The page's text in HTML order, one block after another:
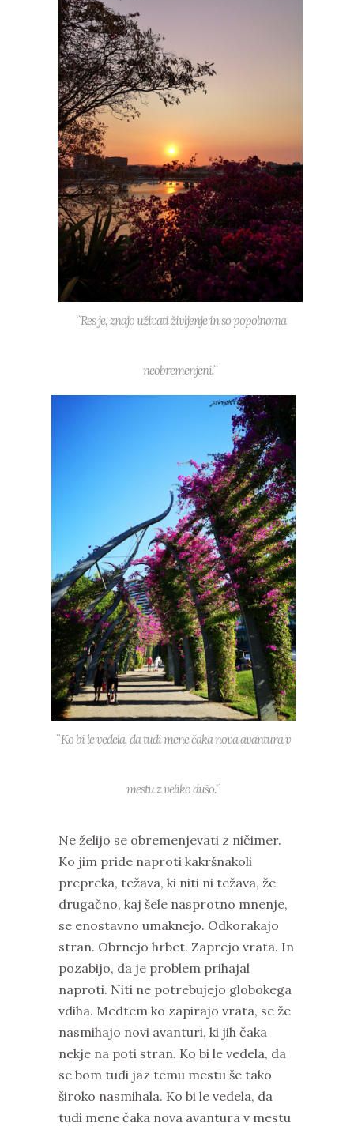
``Res je, znajo uživati življenje in so popolnoma
neobremenjeni.``
``Ko bi le vedela, da tudi mene čaka nova avantura v
mestu z veliko dušo.``
Ne želijo se obremenjevati z ničimer.
Ko jim pride naproti kakršnakoli
prepreka, težava, ki niti ni težava, že
drugačno, kaj šele nasprotno mnenje,
se enostavno umaknejo. Odkorakajo
stran. Obrnejo hrbet. Zaprejo vrata. In
pozabijo, da je problem prihajal
naproti. Niti ne potrebujejo globokega
vdiha. Medtem ko zapirajo vrata, se že
nasmihajo novi avanturi, ki jih čaka
nekje na poti stran. Ko bi le vedela, da
se bom tudi jaz temu mestu še tako
široko nasmihala. Ko bi le vedela, da
tudi mene čaka nova avantura v mestu